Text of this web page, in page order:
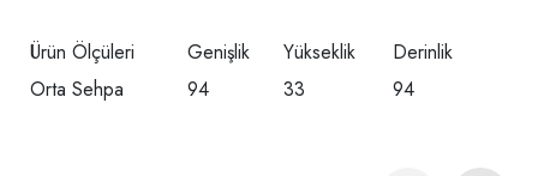
Ürün Ölçüleri Genişlik Yükseklik
Derinlik
Orta Sehpa
94 33 94